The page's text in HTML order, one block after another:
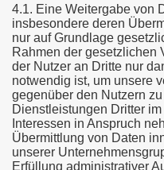
4.1. Eine Weitergabe von
insbesondere deren
nur auf Grundlage
Rahmen der gesetzlichen
der Nutzer an Dritte nur
notwendig ist, um unsere
gegenüber den Nutzern
Dienstleistungen Dritter
Interessen in Anspruch
Übermittlung von Daten
unserer
Erfüllung administrativer